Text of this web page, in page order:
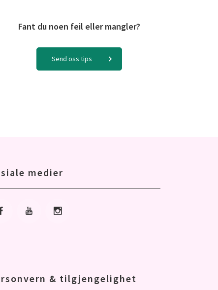
Fant du noen feil eller mangler?
Send oss tips
medier
Gå til Facebook
Gå til YoutubeGå til Instagram
& tilgjengelighet